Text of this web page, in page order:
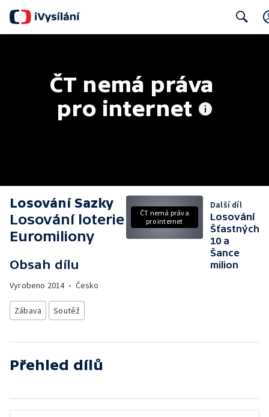
ČT nemá práva
pro internet
Losování Sazky
Losování loterie
Euromiliony
Obsah dílu
Vyrobeno 2014• Česko
Zábava Soutěž
ČT nemá práva
pro internet
Další díl
Losování
Šťastných
10 a
Šance
milion
Přehled dílů